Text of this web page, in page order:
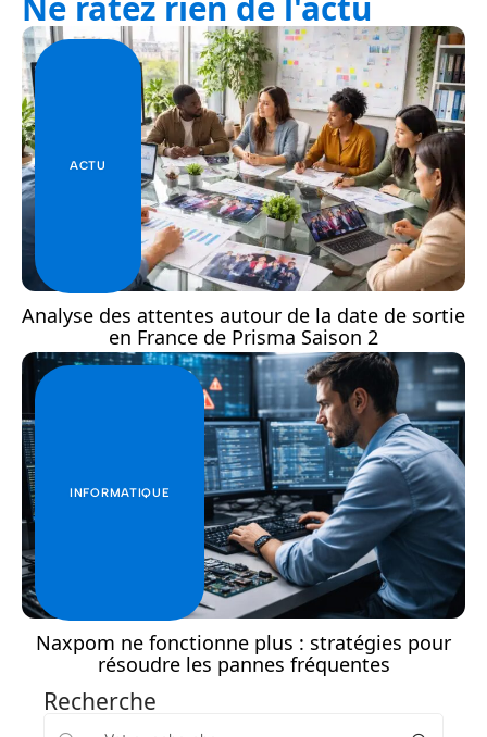
ACTU
Analyse des attentes autour de la date de sortie
en France de Prisma Saison 2
INFORMATIQUE
Naxpom ne fonctionne plus : stratégies pour
résoudre les pannes fréquentes
Recherche